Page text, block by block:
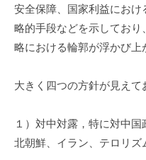
構
a
u
安全保障、国家利益にお
略的手段などを示してお
略における輪郭が浮かび上
大きく四つの方針が見えて
１）対中対露，特に対中
北朝鮮、イラン、テロリ